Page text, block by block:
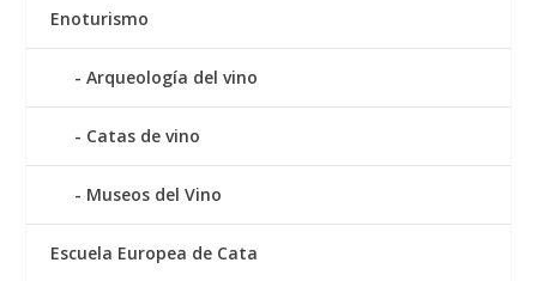
Enoturismo
Arqueología del vino
Catas de vino
Museos del Vino
Escuela Europea de Cata